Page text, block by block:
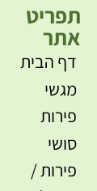
תפריט
אתר
דף הבית
מגשי
פירות
סושי
פירות /